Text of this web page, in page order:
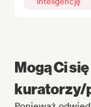
Mogą Ci
kuratorzy/